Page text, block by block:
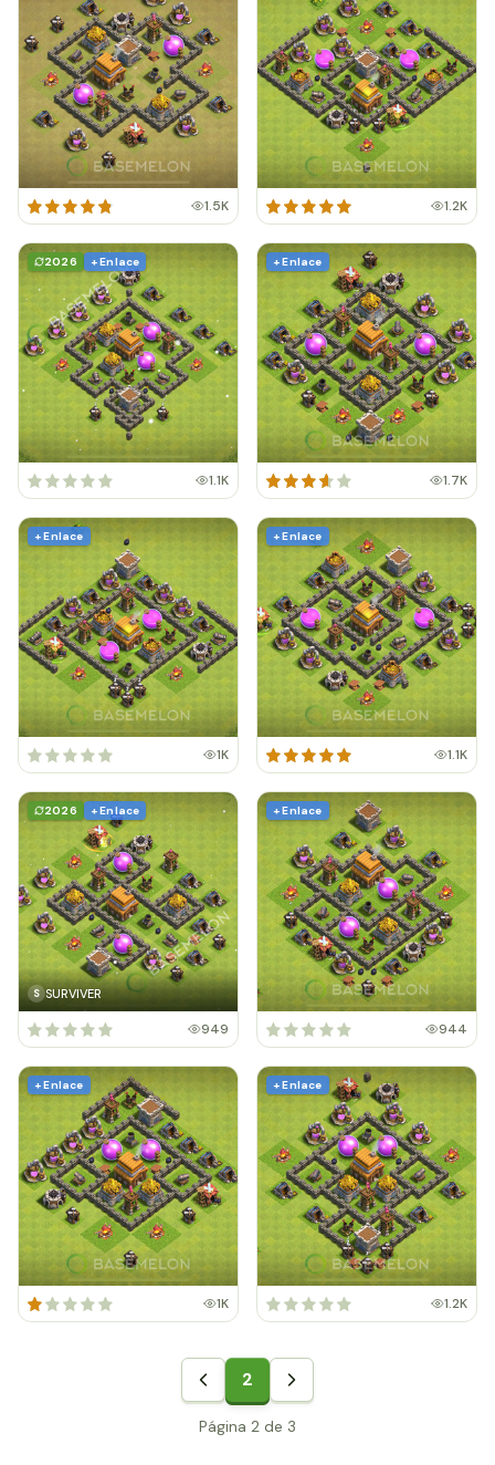
1.5K 1.2K
2026 + Enlace
1.1K
+ Enlace
1.7K
+ Enlace
1K
+ Enlace
1.1K
2026 + Enlace
S SURVIVER
949
+ Enlace
944
+ Enlace
1K
+ Enlace
1.2K
2
Página 2 de 3